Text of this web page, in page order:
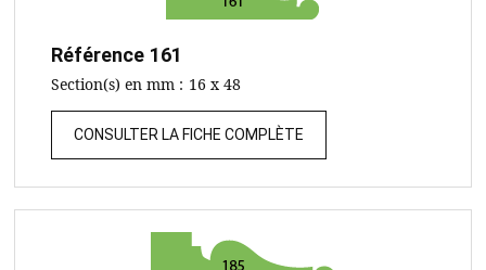
Référence 161
Section(s) en mm : 16 x 48
CONSULTER LA FICHE COMPLÈTE